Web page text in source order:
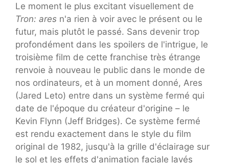
Le moment le plus excitant visuellement de
Tron: ares n'a rien à voir avec le présent ou le
futur, mais plutôt le passé. Sans devenir trop
profondément dans les spoilers de l'intrigue, le
troisième film de cette franchise très étrange
renvoie à nouveau le public dans le monde de
nos ordinateurs, et à un moment donné, Ares
(Jared Leto) entre dans un système fermé qui
date de l'époque du créateur d'origine – le
Kevin Flynn (Jeff Bridges). Ce système fermé
est rendu exactement dans le style du film
original de 1982, jusqu'à la grille d'éclairage sur
le sol et les effets d'animation faciale lavés